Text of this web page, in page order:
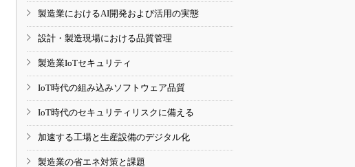
製造業におけるAI開発および活用の実態
設計・製造現場における品質管理
製造業IoTセキュリティ
IoT時代の組み込みソフトウェア品質
IoT時代のセキュリティリスクに備える
加速する工場と生産設備のデジタル化
製造業の省エネ対策と課題